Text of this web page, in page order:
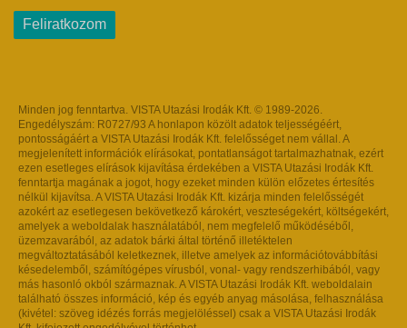
Feliratkozom
Minden jog fenntartva. VISTA Utazási Irodák Kft. © 1989-2026.
Engedélyszám: R0727/93 A honlapon közölt adatok teljességéért,
pontosságáért a VISTA Utazási Irodák Kft. felelősséget nem vállal. A
megjelenített információk elírásokat, pontatlanságot tartalmazhatnak, ezért
ezen esetleges elírások kijavítása érdekében a VISTA Utazási Irodák Kft.
fenntartja magának a jogot, hogy ezeket minden külön előzetes értesítés
nélkül kijavítsa. A VISTA Utazási Irodák Kft. kizárja minden felelősségét
azokért az esetlegesen bekövetkező károkért, veszteségekért, költségekért,
amelyek a weboldalak használatából, nem megfelelő működéséből,
üzemzavarából, az adatok bárki által történő illetéktelen
megváltoztatásából keletkeznek, illetve amelyek az információtovábbítási
késedelemből, számítógépes vírusból, vonal- vagy rendszerhibából, vagy
más hasonló okból származnak. A VISTA Utazási Irodák Kft. weboldalain
található összes információ, kép és egyéb anyag másolása, felhasználása
(kivétel: szöveg idézés forrás megjelöléssel) csak a VISTA Utazási Irodák